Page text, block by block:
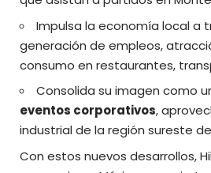
Impulsa la economía local a
generación de empleos,
consumo en restaurantes,
Consolida su imagen como
eventos corporativos,
industrial de la región sureste
Con estos nuevos desarrollos,